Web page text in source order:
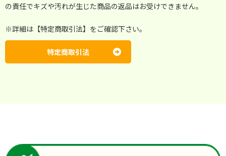
の責任でキズや汚れが生じた商品の返品はお受けできません。
※詳細は【特定商取引法】をご確認下さい。
特定商取引法